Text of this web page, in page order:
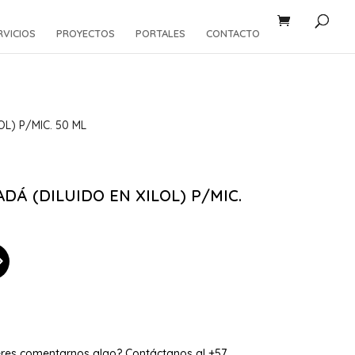
PROYECTOS PORTALES CONTACTO
P/MIC. 50 ML
(DILUIDO EN XILOL) P/MIC.